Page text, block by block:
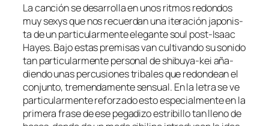
La can­ción se de­sa­rro­lla en unos rit­mos re­don­dos
muy sexys que nos re­cuer­dan una ite­ra­ción ja­po­nis­
ta de un par­ti­cu­lar­men­te ele­gan­te soul post-Isaac
Hayes. Bajo es­tas pre­mi­sas van cul­ti­van­do su so­ni­do
tan par­ti­cu­lar­men­te per­so­nal de shibuya-kei aña­
dien­do unas per­cu­sio­nes tri­ba­les que re­don­dean el
con­jun­to, tre­men­da­men­te sen­sual. En la le­tra se ve
par­ti­cu­lar­men­te re­for­za­do es­to es­pe­cial­men­te en la
pri­me­ra fra­se de ese pe­ga­di­zo es­tri­bi­llo tan lleno de